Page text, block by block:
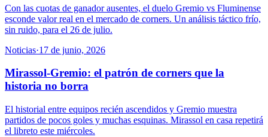
Con las cuotas de ganador ausentes, el duelo Gremio vs Fluminense
esconde valor real en el mercado de corners. Un análisis táctico frío,
sin ruido, para el 26 de julio.
Noticias·17 de junio, 2026
Mirassol-Gremio: el patrón de corners que la
historia no borra
El historial entre equipos recién ascendidos y Gremio muestra
partidos de pocos goles y muchas esquinas. Mirassol en casa repetirá
el libreto este miércoles.